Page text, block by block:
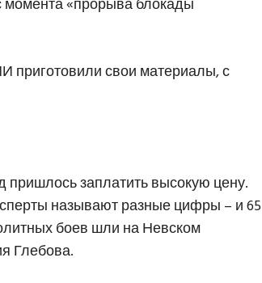
момента «прорыва блокады
приготовили свои материалы, с
заплатить высокую цену.
называют разные цифры – и 65
боев шли на Невском
Глебова.